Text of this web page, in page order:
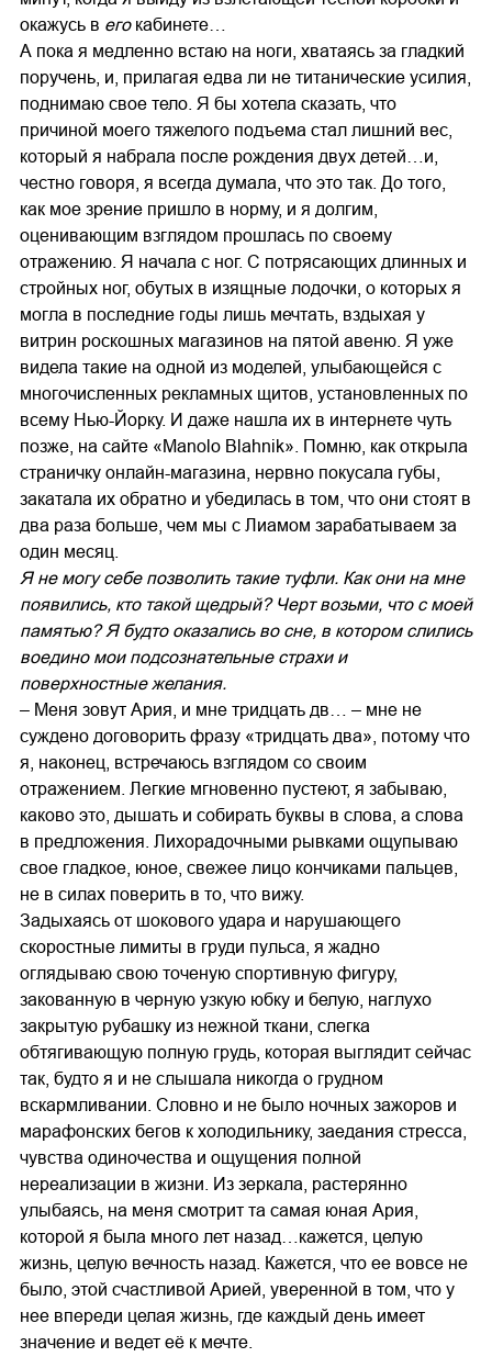
окажусь в егокабинете…
А пока я медленно встаю на ноги, хватаясь за гладкий
поручень, и, прилагая едва ли не титанические усилия,
поднимаю свое тело. Я бы хотела сказать, что
причиной моего тяжелого подъема стал лишний вес,
который я набрала после рождения двух детей…и,
честно говоря, я всегда думала, что это так. До того,
как мое зрение пришло в норму, и я долгим,
оценивающим взглядом прошлась по своему
отражению. Я начала с ног. С потрясающих длинных и
стройных ног, обутых в изящные лодочки, о которых я
могла в последние годы лишь мечтать, вздыхая у
витрин роскошных магазинов на пятой авеню. Я уже
видела такие на одной из моделей, улыбающейся с
многочисленных рекламных щитов, установленных по
всему Нью-Йорку. И даже нашла их в интернете чуть
позже, на сайте «Manolo Blahnik». Помню, как открыла
страничку онлайн-магазина, нервно покусала губы,
закатала их обратно и убедилась в том, что они стоят в
два раза больше, чем мы с Лиамом зарабатываем за
один месяц.
Я не могу себе позволить такие туфли. Как они на мне
появились, кто такой щедрый? Черт возьми, что с моей
памятью? Я будто оказались во сне, в котором слились
воедино мои подсознательные страхи и
поверхностные желания.
– Меня зовут Ария, и мне тридцать дв… – мне не
суждено договорить фразу «тридцать два», потому что
я, наконец, встречаюсь взглядом со своим
отражением. Легкие мгновенно пустеют, я забываю,
каково это, дышать и собирать буквы в слова, а слова
в предложения. Лихорадочными рывками ощупываю
свое гладкое, юное, свежее лицо кончиками пальцев,
не в силах поверить в то, что вижу.
Задыхаясь от шокового удара и нарушающего
скоростные лимиты в груди пульса, я жадно
оглядываю свою точеную спортивную фигуру,
закованную в черную узкую юбку и белую, наглухо
закрытую рубашку из нежной ткани, слегка
обтягивающую полную грудь, которая выглядит сейчас
так, будто я и не слышала никогда о грудном
вскармливании. Словно и не было ночных зажоров и
марафонских бегов к холодильнику, заедания стресса,
чувства одиночества и ощущения полной
нереализации в жизни. Из зеркала, растерянно
улыбаясь, на меня смотрит та самая юная Ария,
которой я была много лет назад…кажется, целую
жизнь, целую вечность назад. Кажется, что ее вовсе не
было, этой счастливой Арией, уверенной в том, что у
нее впереди целая жизнь, где каждый день имеет
значение и ведет её к мечте.